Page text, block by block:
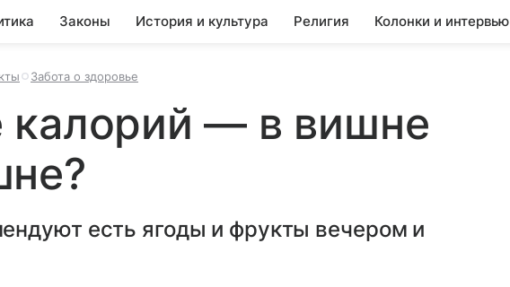
Законы История и культура Религия Колонки и интервью
Забота о здоровье
калорий — в вишне
есть ягоды и фрукты вечером и